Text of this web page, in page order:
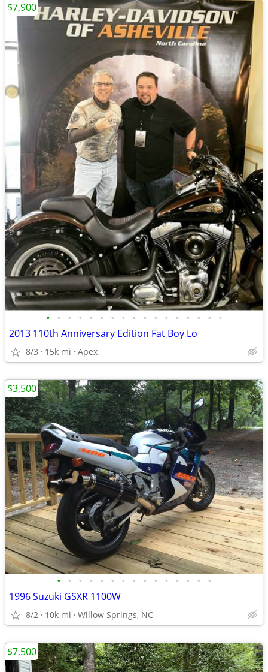
• • • • • • • • • • • • • • • • •
2013 110th Anniversary Edition Fat Boy Lo
8/3 15k mi Apex
$7,900
• • • • • • • • • • • • • • •
1996 Suzuki GSXR 1100W
8/2 10k mi Willow Springs, NC
$3,500
$7,500